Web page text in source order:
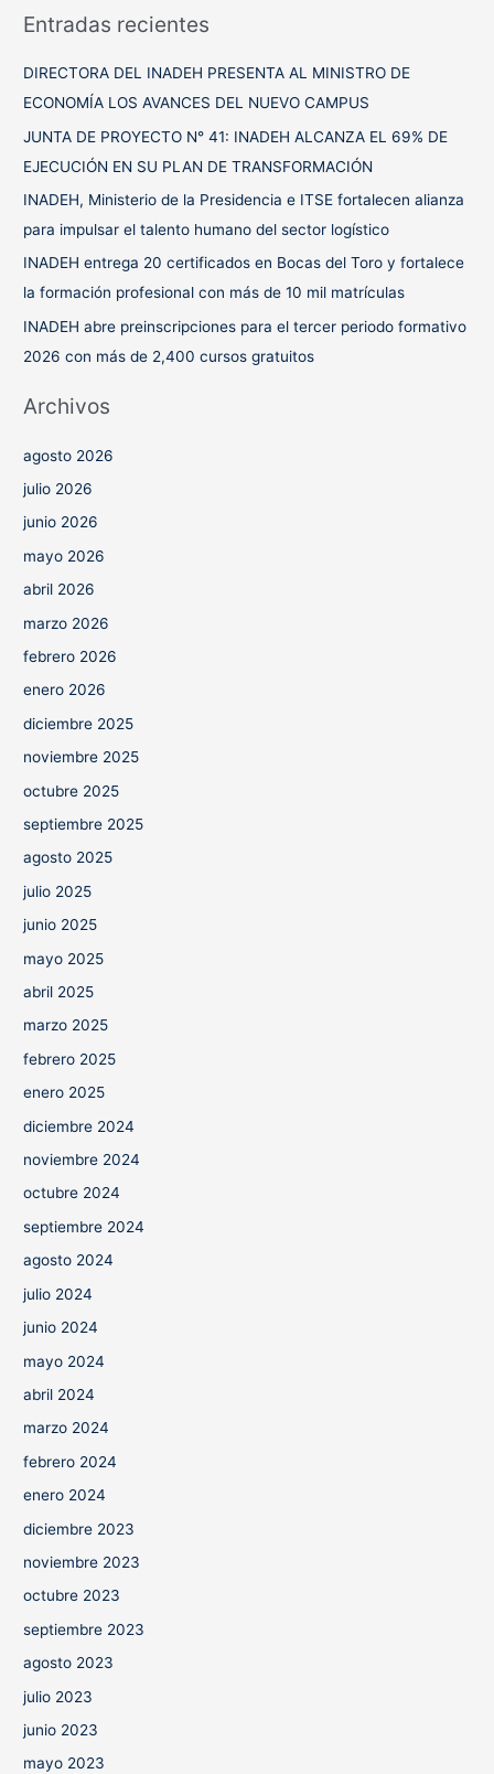
c
:
Entradas recientes
DIRECTORA DEL INADEH PRESENTA AL MINISTRO DE
ECONOMÍA LOS AVANCES DEL NUEVO CAMPUS
JUNTA DE PROYECTO N° 41: INADEH ALCANZA EL 69% DE
EJECUCIÓN EN SU PLAN DE TRANSFORMACIÓN
INADEH, Ministerio de la Presidencia e ITSE fortalecen alianza
para impulsar el talento humano del sector logístico
INADEH entrega 20 certificados en Bocas del Toro y fortalece
la formación profesional con más de 10 mil matrículas
INADEH abre preinscripciones para el tercer periodo formativo
2026 con más de 2,400 cursos gratuitos
Archivos
agosto 2026
julio 2026
junio 2026
mayo 2026
abril 2026
marzo 2026
febrero 2026
enero 2026
diciembre 2025
noviembre 2025
octubre 2025
septiembre 2025
agosto 2025
julio 2025
junio 2025
mayo 2025
abril 2025
marzo 2025
febrero 2025
enero 2025
diciembre 2024
noviembre 2024
octubre 2024
septiembre 2024
agosto 2024
julio 2024
junio 2024
mayo 2024
abril 2024
marzo 2024
febrero 2024
enero 2024
diciembre 2023
noviembre 2023
octubre 2023
septiembre 2023
agosto 2023
julio 2023
junio 2023
mayo 2023